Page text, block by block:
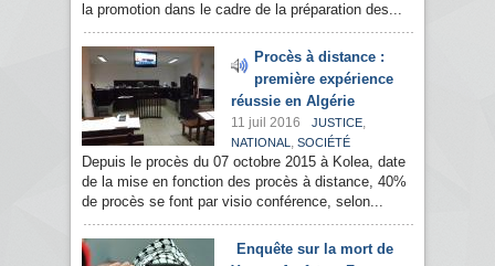
la promotion dans le cadre de la préparation des...
Procès à distance :
première expérience
réussie en Algérie
11 juil 2016 JUSTICE,
NATIONAL , SOCIÉTÉ
Depuis le procès du 07 octobre 2015 à Kolea, date
de la mise en fonction des procès à distance, 40%
de procès se font par visio conférence, selon...
Enquête sur la mort de